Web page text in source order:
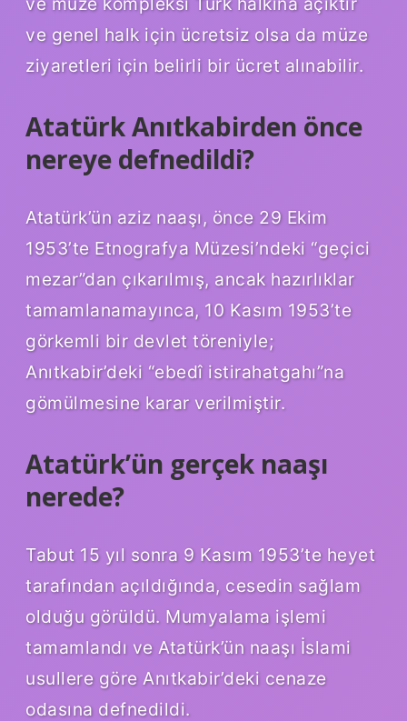
ve genel halk için ücretsiz olsa da müze
ziyaretleri için belirli bir ücret alınabilir.
Atatürk Anıtkabirden önce
nereye defnedildi?
Atatürk’ün aziz naaşı, önce 29 Ekim
1953’te Etnografya Müzesi’ndeki “geçici
mezar”dan çıkarılmış, ancak hazırlıklar
tamamlanamayınca, 10 Kasım 1953’te
görkemli bir devlet töreniyle;
Anıtkabir’deki “ebedî istirahatgahı”na
gömülmesine karar verilmiştir.
Atatürk’ün gerçek naaşı
nerede?
Tabut 15 yıl sonra 9 Kasım 1953’te heyet
tarafından açıldığında, cesedin sağlam
olduğu görüldü. Mumyalama işlemi
tamamlandı ve Atatürk’ün naaşı İslami
usullere göre Anıtkabir’deki cenaze
odasına defnedildi.